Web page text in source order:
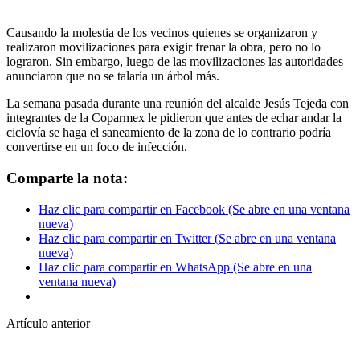
Causando la molestia de los vecinos quienes se organizaron y
realizaron movilizaciones para exigir frenar la obra, pero no lo
lograron. Sin embargo, luego de las movilizaciones las autoridades
anunciaron que no se talaría un árbol más.
La semana pasada durante una reunión del alcalde Jesús Tejeda con
integrantes de la Coparmex le pidieron que antes de echar andar la
ciclovía se haga el saneamiento de la zona de lo contrario podría
convertirse en un foco de infección.
Comparte la nota:
Haz clic para compartir en Facebook (Se abre en una ventana
nueva)
Haz clic para compartir en Twitter (Se abre en una ventana
nueva)
Haz clic para compartir en WhatsApp (Se abre en una
ventana nueva)
Artículo anterior